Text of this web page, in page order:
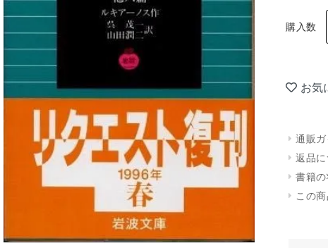
購入数
お気
通販ガ
返品
書籍
この